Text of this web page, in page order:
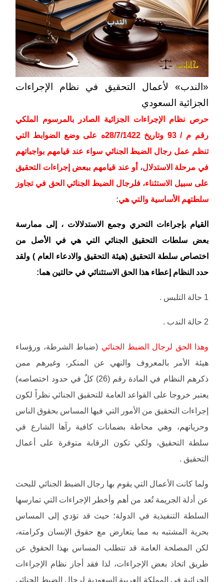
«الندب» لأعمال التحقيق في نظام الإجراءات
الجزائية السعودي
حرص نظام الإجراءات الجزائية الصادر بالمرسوم الملكي
رقم م / 93 وتاريخ 28/7/1422ه على وضع الضوابط التي
تنظم عمل رجال الضبط الجنائي سواء عند قيامهم بواجباتهم
في مرحلة الاستدلال، أو عند قيامهم ببعض إجراءات التحقيق
على سبيل الاستثناء، فلرجال الضبط الجنائي الحق في تجاوز
سلطتهم الأساسية والتي هي:
القيام بإجراءات التحري وجمع الاستدلالات ، إلى ممارسة
بعض سلطات التحقيق الجنائي التي هي في الأصل من
اختصاص سلطة التحقيق (هيئة التحقيق والادعاء العام ) ولقد
حدد النظام إعطاء هذا الحق الاستثنائي في حالتين هما:
1 حالة التلبس .
2 حالة الندب .
وهذا الحق لرجال الضبط الجنائي (ضباط الشرطة، ورؤساء
هيئة الأمر بالمعروف والنهي عن المنكر، وغيرهم ممن
ذكرهم النظام في المادة رقم (26) كلٌ في حدود اختصاصه)
يعتبر خروجا على القواعد العامة للتحقيق الجنائي نظراً لكون
إجراءات التحقيق من الأمور التي فيها المساس بحقوق الناس
وحرياتهم، وهي محاطة بضمانات كافية رآها الشارع في
سلطة التحقيق، ولكي تكون الرقابة متوفرة على أعمال
التحقيق .
ولما كانت الأعمال التي يقوم بها رجال الضبط الجنائي للبحث
عن أدلة الجريمة تُعد من أهم وأخطر الإجراءات التي تمارسها
السلطة التنفيذية في الدولة؛ حيث قد تؤدي إلى المساس
بحرية المشتبه به مما يتعارض مع حقوق الإنسان وكرامته،
لكن المصلحة العامة قد تتطلب المساس بهذا الحقوق عن
طريق اتخاذ بعض الإجراءات، لذا فقد أجاز نظام الإجراءات
الجزائية في المملكة العربية السعودية لرجال الضبط الجنائي